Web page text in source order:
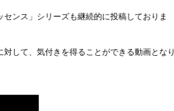
ンス」シリーズも継続的に投稿しておりま
して、気付きを得ることができる動画となり